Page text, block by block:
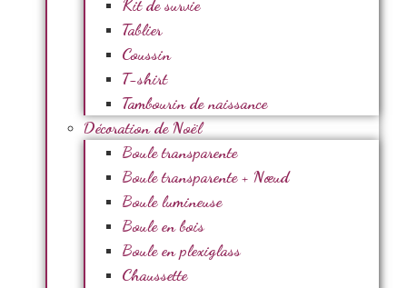
Kit de survie
Tablier
Coussin
T-shirt
Tambourin de naissance
Décoration de Noël
Boule transparente
Boule transparente + Nœud
Boule lumineuse
Boule en bois
Boule en plexiglass
Chaussette